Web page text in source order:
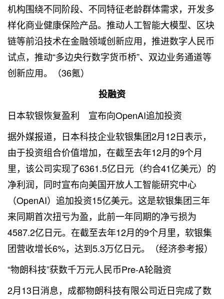
机构围绕不同阶段、不同特征老龄群体需求，开发多
样化商业健康保险产品。推动人工智能大模型、区块
链等前沿技术在金融领域创新应用，推进数字人民币
试点，推动“多边央行数字货币桥”、双边业务通道等
创新应用。（36氪）
投融资
日本软银恢复盈利 宣布向OpenAI追加投资
据外媒报道，日本科技企业软银集团2月12日表示，
由于投资组合价值增加，在截至去年12月的9个月
里，该公司实现了6361.5亿日元（约合41亿美元）的
净利润，同时宣布向美国开放人工智能研究中心
（OpenAI）追加投资15亿美元。这是软银集团三年
来同期首次扭亏为盈，此前一年同期的净亏损为
4587.2亿日元。在截至去年12月的9个月里，软银集
团营收增长6%，达到5.3万亿日元。（经济参考报）
“物朗科技”获数千万元人民币Pre-A轮融资
2月13日消息，成都物朗科技有限公司近日完成了数